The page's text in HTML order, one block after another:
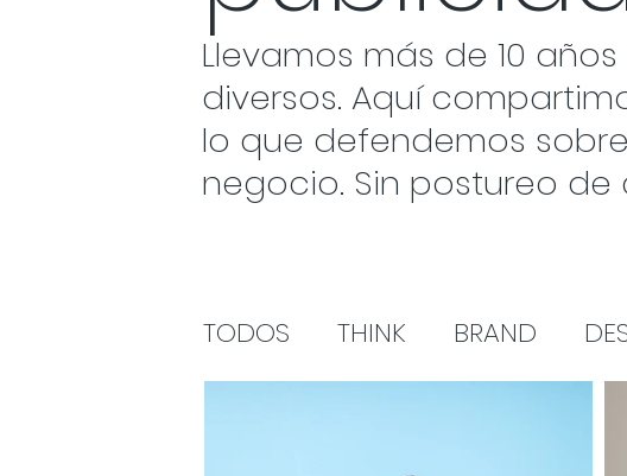
Llevamos más de 10
diversos. Aquí
lo que defendemos
negocio. Sin postureo
TODOS THINK BRAND